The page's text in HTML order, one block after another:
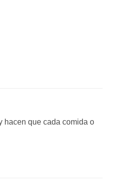
hacen que cada comida o